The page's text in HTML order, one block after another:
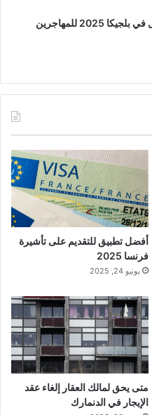
2025 للمهاجرين
أفضل تطبيق للتقديم على تأشيرة
فرنسا 2025
يونيو 24, 2025
متى يحق لمالك العقار إلغاء عقد
الإيجار في الدنمارك